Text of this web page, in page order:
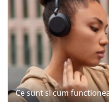
Ce sunt si cum